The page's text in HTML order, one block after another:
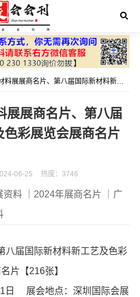
、第八届国际新材料新工艺及色彩展览会展商名片【216张】
展展商名片、第八届
色彩展览会展商名片
06-25 热度：3746
资料 ｜2024年展商名片
｜广
八届国际新材料新工艺及色彩
片【216张】
日 展会地点：深圳国际会展